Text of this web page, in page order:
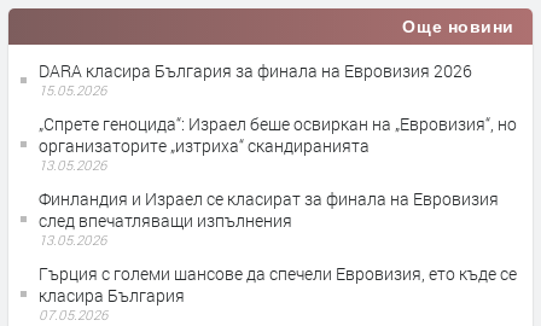
Още новини
DARA класира България за финала на Евровизия 2026
15.05.2026
„Спрете геноцида“: Израел беше освиркан на „Евровизия“, но
организаторите „изтриха“ скандиранията
13.05.2026
Финландия и Израел се класират за финала на Евровизия
след впечатляващи изпълнения
13.05.2026
Гърция с големи шансове да спечели Евровизия, ето къде се
класира България
07.05.2026